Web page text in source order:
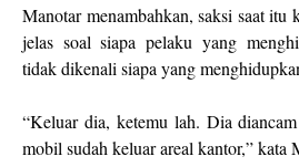
Manotar menambahkan, saksi saat itu
jelas soal siapa pelaku yang
tidak dikenali siapa yang
“Keluar dia, ketemu lah. Dia
mobil sudah keluar areal kantor,” kata